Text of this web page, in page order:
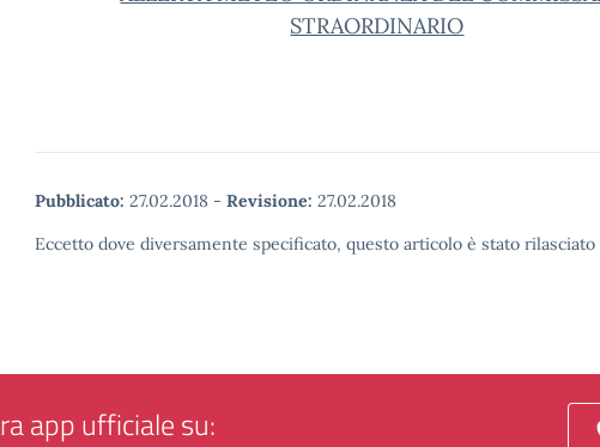
STRAORDINARIO
Pubblicato: 27.02.2018 - Revisione: 27.02.2018
Eccetto dove diversamente specificato, questo articolo è stato
app ufficiale su: